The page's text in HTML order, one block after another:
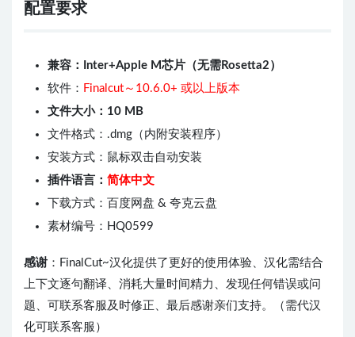
配置要求
兼容：Inter+Apple M芯片（无需Rosetta2）
软件： Finalcut～10.6.0+ 或以上版本
文件大小：10 MB
文件格式：.dmg（内附安装程序）
安装方式：鼠标双击自动安装
插件语言： 简体中文
下载方式：百度网盘 & 夸克云盘
素材编号：HQ0599
感谢 ：FinalCut~汉化提供了更好的使用体验、汉化需结合
上下文逐句翻译、消耗大量时间精力、发现任何错误或问
题、可联系客服及时修正、最后感谢亲们支持。（需代汉
化可联系客服）